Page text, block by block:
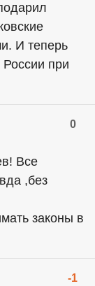
И теперь
России при
0
Все
,без
законы в
-1